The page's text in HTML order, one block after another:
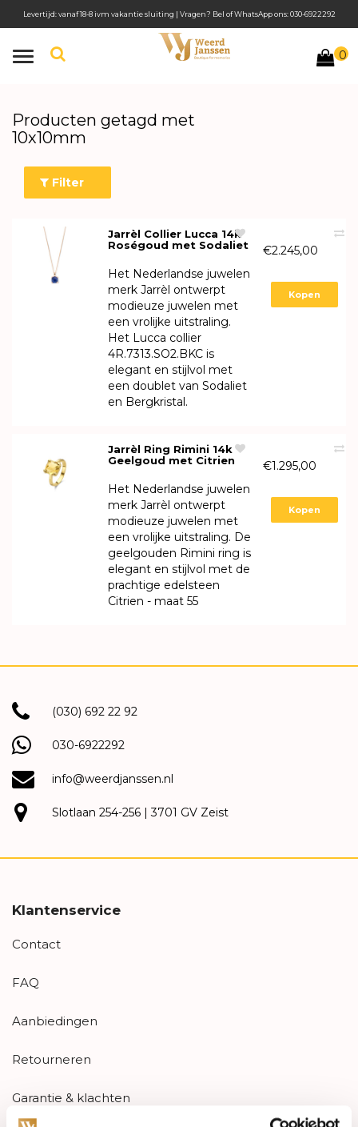
Toggle
0
Levertijd: vanaf 18-8 ivm vakantie sluiting | Vragen? Bel of WhatsApp ons: 030-6922292
Producten getagd met
10x10mm
Filter
Jarrèl Collier Lucca 14k
Roségoud met Sodaliet
4R.7313.SO2.BKC
Het Nederlandse juwelen
merk Jarrèl ontwerpt
modieuze juwelen met
een vrolijke uitstraling.
Het Lucca collier
4R.7313.SO2.BKC is
elegant en stijlvol met
een doublet van Sodaliet
en Bergkristal.
€2.245,00
Kopen
Jarrèl Ring Rimini 14k
Geelgoud met Citrien
Het Nederlandse juwelen
merk Jarrèl ontwerpt
modieuze juwelen met
een vrolijke uitstraling. De
geelgouden Rimini ring is
elegant en stijlvol met de
prachtige edelsteen
Citrien - maat 55
€1.295,00
Kopen
(030) 692 22 92
030-6922292
info@weerdjanssen.nl
Slotlaan 254-256 | 3701 GV Zeist
Klantenservice
Contact
FAQ
Aanbiedingen
Retourneren
Garantie & klachten